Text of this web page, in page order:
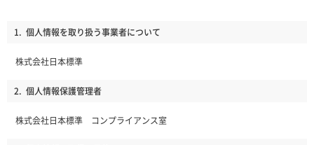
1. 個人情報を取り扱う事業者について
株式会社日本標準
2. 個人情報保護管理者
株式会社日本標準 コンプライアンス室